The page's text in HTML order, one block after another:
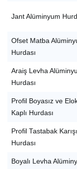
Jant Alüminyum
Ofset Matba
Hurdası
Araiş Levha
Hurdası
Profil Boyasız ve
Kaplı Hurdası
Profil Tastabak
Hurdası
Boyalı Levha